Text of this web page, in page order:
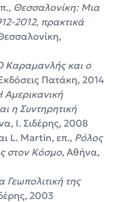
Θεσσαλονίκη: Μια
2012, πρακτικά
Καραμανλής και ο
Πατάκη, 2014
Αμερικανική
η Συντηρητική
Ι. Σιδέρης, 2008
L. Martin, επ., Ρόλος
στον Κόσμο, Αθήνα,
Γεωπολιτική της
2003